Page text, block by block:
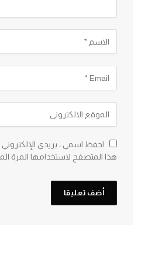
احفظ اسمي ، بريدي الإلكتروني
هذا المتصفح لاستخدامها المرة